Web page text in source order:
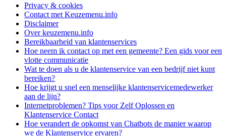
Privacy & cookies
Contact met Keuzemenu.info
Disclaimer
Over keuzemenu.info
Bereikbaarheid van klantenservices
Hoe neem ik contact op met een gemeente? Een gids voor een
vlotte communicatie
Wat te doen als u de klantenservice van een bedrijf niet kunt
bereiken?
Hoe krijgt u snel een menselijke klantenservicemedewerker
aan de lijn?
Internetproblemen? Tips voor Zelf Oplossen en
Klantenservice Contact
Hoe verandert de opkomst van Chatbots de manier waarop
we de Klantenservice ervaren?